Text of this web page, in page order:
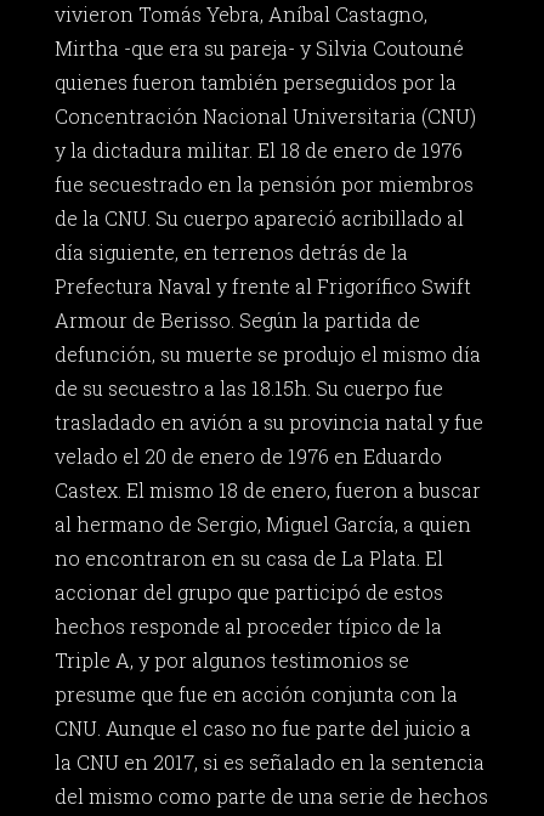
vivieron Tomás Yebra, Aníbal Castagno,
Mirtha -que era su pareja- y Silvia Coutouné
quienes fueron también perseguidos por la
Concentración Nacional Universitaria (CNU)
y la dictadura militar. El 18 de enero de 1976
fue secuestrado en la pensión por miembros
de la CNU. Su cuerpo apareció acribillado al
día siguiente, en terrenos detrás de la
Prefectura Naval y frente al Frigorífico Swift
Armour de Berisso. Según la partida de
defunción, su muerte se produjo el mismo día
de su secuestro a las 18.15h. Su cuerpo fue
trasladado en avión a su provincia natal y fue
velado el 20 de enero de 1976 en Eduardo
Castex. El mismo 18 de enero, fueron a buscar
al hermano de Sergio, Miguel García, a quien
no encontraron en su casa de La Plata. El
accionar del grupo que participó de estos
hechos responde al proceder típico de la
Triple A, y por algunos testimonios se
presume que fue en acción conjunta con la
CNU. Aunque el caso no fue parte del juicio a
la CNU en 2017, si es señalado en la sentencia
del mismo como parte de una serie de hechos